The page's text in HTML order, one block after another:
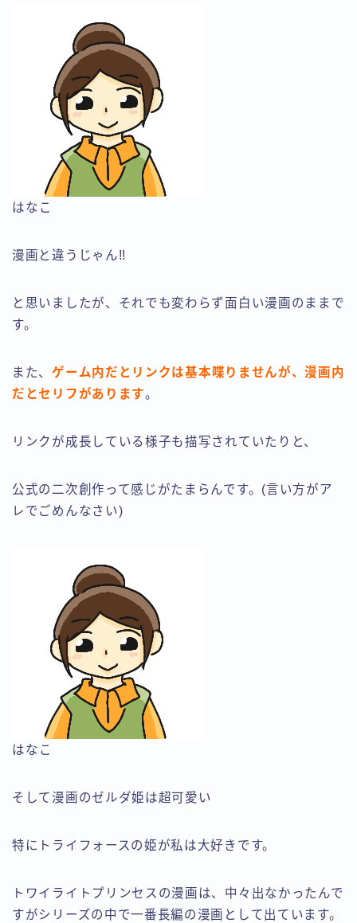
はなこ
漫画と違うじゃん!!
と思いましたが、それでも変わらず面白い漫画のままで
す。
また、ゲーム内だとリンクは基本喋りませんが、漫画内
だとセリフがあります。
リンクが成長している様子も描写されていたりと、
公式の二次創作って感じがたまらんです。(言い方がア
レでごめんなさい)
はなこ
そして漫画のゼルダ姫は超可愛い
特にトライフォースの姫が私は大好きです。
トワイライトプリンセスの漫画は、中々出なかったんで
すがシリーズの中で一番長編の漫画として出ています。